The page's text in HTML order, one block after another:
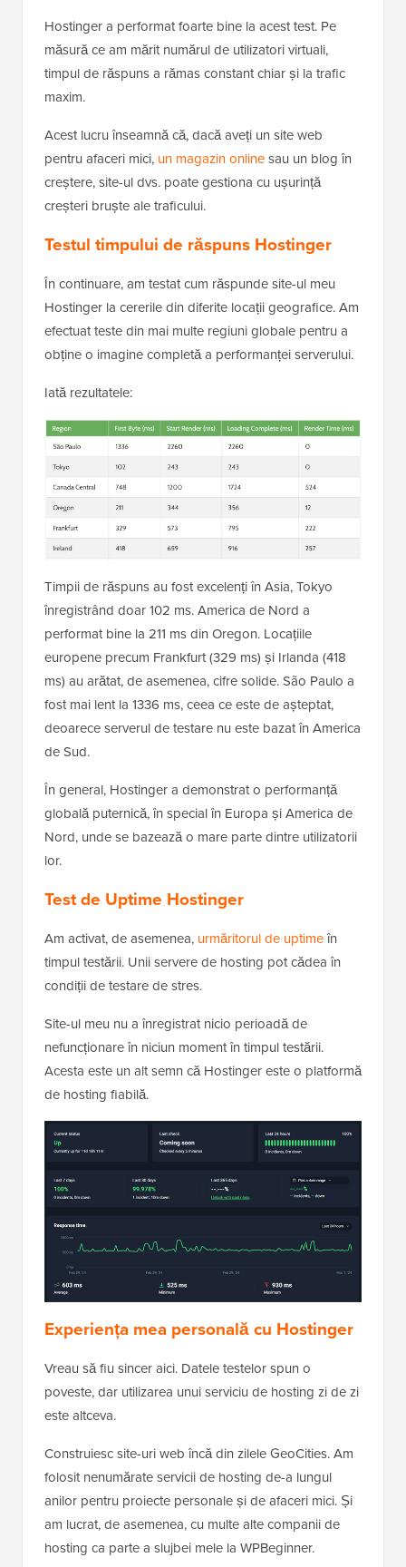
Hostinger a performat foarte bine la acest test. Pe
măsură ce am mărit numărul de utilizatori virtuali,
timpul de răspuns a rămas constant chiar și la trafic
maxim.
Acest lucru înseamnă că, dacă aveți un site web
pentru afaceri mici, un magazin onlinesau un blog în
creștere, site-ul dvs. poate gestiona cu ușurință
creșteri bruște ale traficului.
Testul timpului de răspuns Hostinger
În continuare, am testat cum răspunde site-ul meu
Hostinger la cererile din diferite locații geografice. Am
efectuat teste din mai multe regiuni globale pentru a
obține o imagine completă a performanței serverului.
Iată rezultatele:
Timpii de răspuns au fost excelenți în Asia, Tokyo
înregistrând doar 102 ms. America de Nord a
performat bine la 211 ms din Oregon. Locațiile
europene precum Frankfurt (329 ms) și Irlanda (418
ms) au arătat, de asemenea, cifre solide. São Paulo a
fost mai lent la 1336 ms, ceea ce este de așteptat,
deoarece serverul de testare nu este bazat în America
de Sud.
În general, Hostinger a demonstrat o performanță
globală puternică, în special în Europa și America de
Nord, unde se bazează o mare parte dintre utilizatorii
lor.
Test de Uptime Hostinger
Am activat, de asemenea, urmăritorul de uptimeîn
timpul testării. Unii servere de hosting pot cădea în
condiții de testare de stres.
Site-ul meu nu a înregistrat nicio perioadă de
nefuncționare în niciun moment în timpul testării.
Acesta este un alt semn că Hostinger este o platformă
de hosting fiabilă.
Experiența mea personală cu Hostinger
Vreau să fiu sincer aici. Datele testelor spun o
poveste, dar utilizarea unui serviciu de hosting zi de zi
este altceva.
Construiesc site-uri web încă din zilele GeoCities. Am
folosit nenumărate servicii de hosting de-a lungul
anilor pentru proiecte personale și de afaceri mici. Și
am lucrat, de asemenea, cu multe alte companii de
hosting ca parte a slujbei mele la WPBeginner.